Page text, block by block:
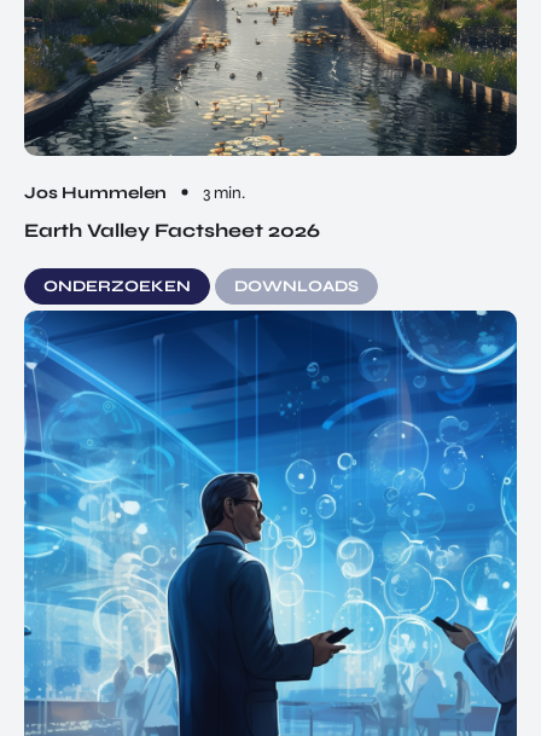
Jos Hummelen 3 min.
Earth Valley Factsheet 2026
ONDERZOEKEN DOWNLOADS